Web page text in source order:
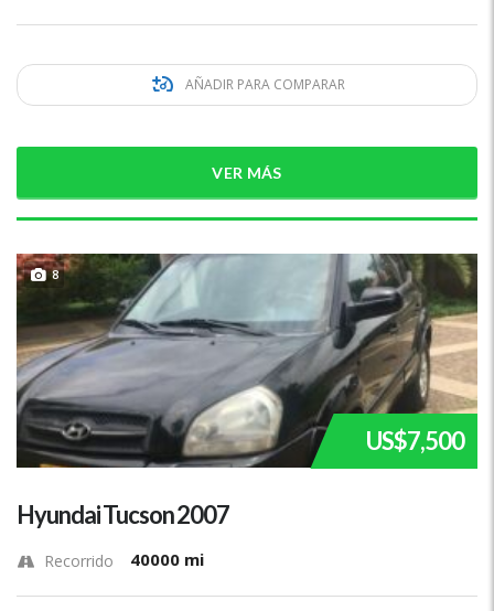
AÑADIR PARA COMPARAR
VER MÁS
8
US$7,500
Hyundai Tucson 2007
Recorrido 40000 mi